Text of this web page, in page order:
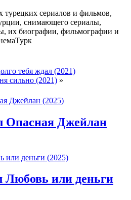
тебя ждал (2021)
сильно (2021) »
Опасная Джейлан
или деньги